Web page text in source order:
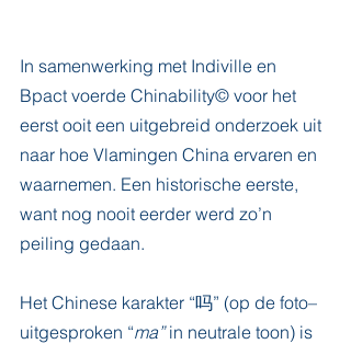
In samenwerking met Indiville en
Bpact voerde Chinability© voor het
eerst ooit een uitgebreid onderzoek uit
naar hoe Vlamingen China ervaren en
waarnemen. Een historische eerste,
want nog nooit eerder werd zo’n
peiling gedaan.
Het Chinese karakter “吗” (op de foto–
uitgesproken “ma” in neutrale toon) is